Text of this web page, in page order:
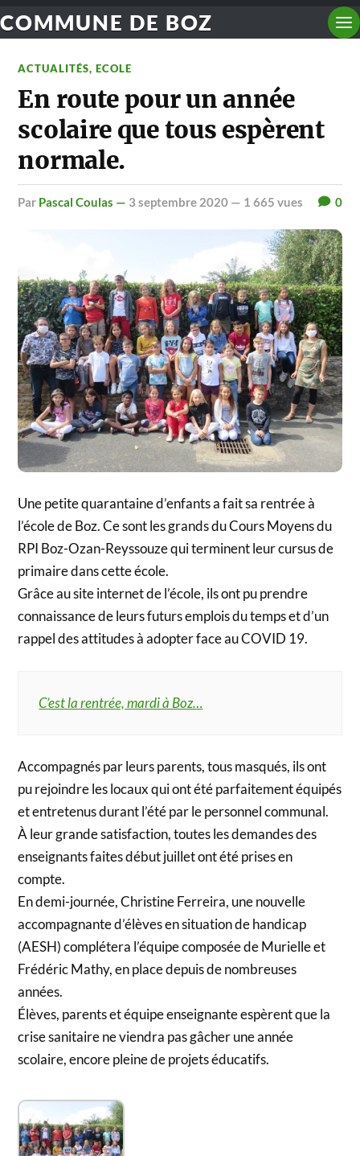
COMMUNE DE BOZ
ACTUALITÉS,ECOLE
En route pour un année
scolaire que tous espèrent
normale.
par Pascal Coulas — 3 septembre 2020 — 1 665 vues 0
Une petite quarantaine d’enfants a fait sa rentrée à
l’école de Boz. Ce sont les grands du Cours Moyens du
RPI Boz-Ozan-Reyssouze qui terminent leur cursus de
primaire dans cette école.
Grâce au site internet de l’école, ils ont pu prendre
connaissance de leurs futurs emplois du temps et d’un
rappel des attitudes à adopter face au COVID 19.
C’est la rentrée, mardi à Boz…
Accompagnés par leurs parents, tous masqués, ils ont
pu rejoindre les locaux qui ont été parfaitement équipés
et entretenus durant l’été par le personnel communal.
À leur grande satisfaction, toutes les demandes des
enseignants faites début juillet ont été prises en
compte.
En demi-journée, Christine Ferreira, une nouvelle
accompagnante d’élèves en situation de handicap
(AESH) complétera l’équipe composée de Murielle et
Frédéric Mathy, en place depuis de nombreuses
années.
Élèves, parents et équipe enseignante espèrent que la
crise sanitaire ne viendra pas gâcher une année
scolaire, encore pleine de projets éducatifs.